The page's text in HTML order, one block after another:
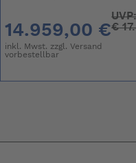
14.959,00 €
UVP:
€
inkl. Mwst. zzgl.Versand
vorbestellbar